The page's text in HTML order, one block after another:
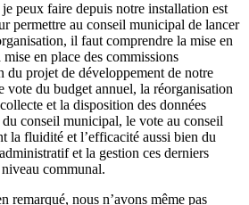
peux faire depuis notre installation est
permettre au conseil municipal de lancer
il faut comprendre la mise en
en place des commissions
du projet de développement de notre
vote du budget annuel, la réorganisation
et la disposition des données
conseil municipal, le vote au conseil
la fluidité et l’efficacité aussi bien du
et la gestion ces derniers
communal.
remarqué, nous n’avons même pas